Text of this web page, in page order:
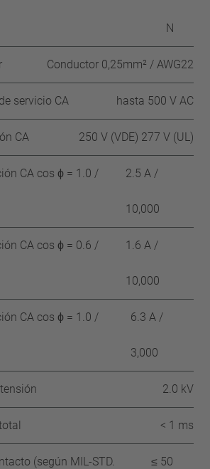
N
Conductor 0,25mm² / AWG22
servicio CA hasta 500 V AC
CA 250 V (VDE) 277 V (UL)
CA cos ϕ = 1.0 / 2.5 A /
10,000
CA cos ϕ = 0.6 / 1.6 A /
10,000
CA cos ϕ = 1.0 / 6.3 A /
3,000
2.0 kV
< 1 ms
(según MIL-STD. ≤ 50